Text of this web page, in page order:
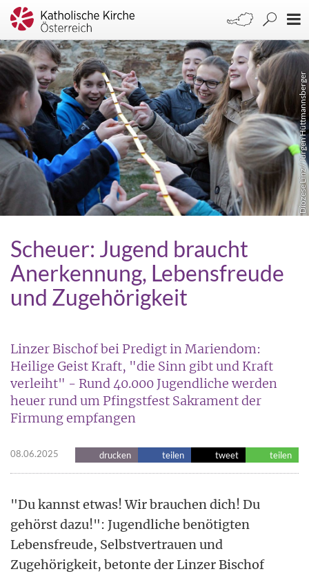
Diözese Linz / Jürgen Hüttmannsberger
Scheuer: Jugend braucht
Anerkennung, Lebensfreude
und Zugehörigkeit
Linzer Bischof bei Predigt in Mariendom:
Heilige Geist Kraft, "die Sinn gibt und Kraft
verleiht" - Rund 40.000 Jugendliche werden
heuer rund um Pfingstfest Sakrament der
Firmung empfangen
08.06.2025 drucken teilen tweet teilen
"Du kannst etwas! Wir brauchen dich! Du
gehörst dazu!": Jugendliche benötigten
Lebensfreude, Selbstvertrauen und
Zugehörigkeit, betonte der Linzer Bischof